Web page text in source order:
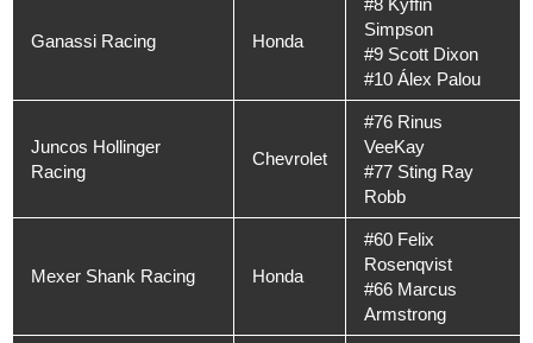
Ganassi Racing Honda
Simpson
#9 Scott Dixon
#10 Álex Palou
Juncos Hollinger
Racing
Chevrolet
#76 Rinus
VeeKay
#77 Sting Ray
Robb
Mexer Shank Racing Honda
#60 Felix
Rosenqvist
#66 Marcus
Armstrong